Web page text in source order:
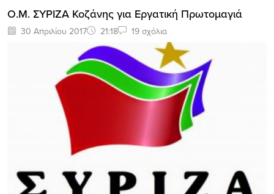
Ο.Μ. ΣΥΡΙΖΑ Κοζάνης για Εργατική Πρωτομαγιά
30 Απριλίου 2017 21:18 19 σχόλια